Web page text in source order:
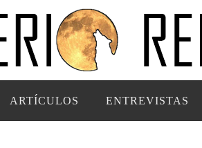
ARTÍCULOS ENTREVISTAS